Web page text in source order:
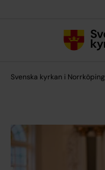
Svenska kyrkan i Norrköping